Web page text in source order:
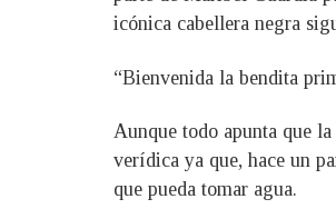
icónica cabellera negra
“Bienvenida la bendita
Aunque todo apunta que
verídica ya que, hace un
que pueda tomar agua.